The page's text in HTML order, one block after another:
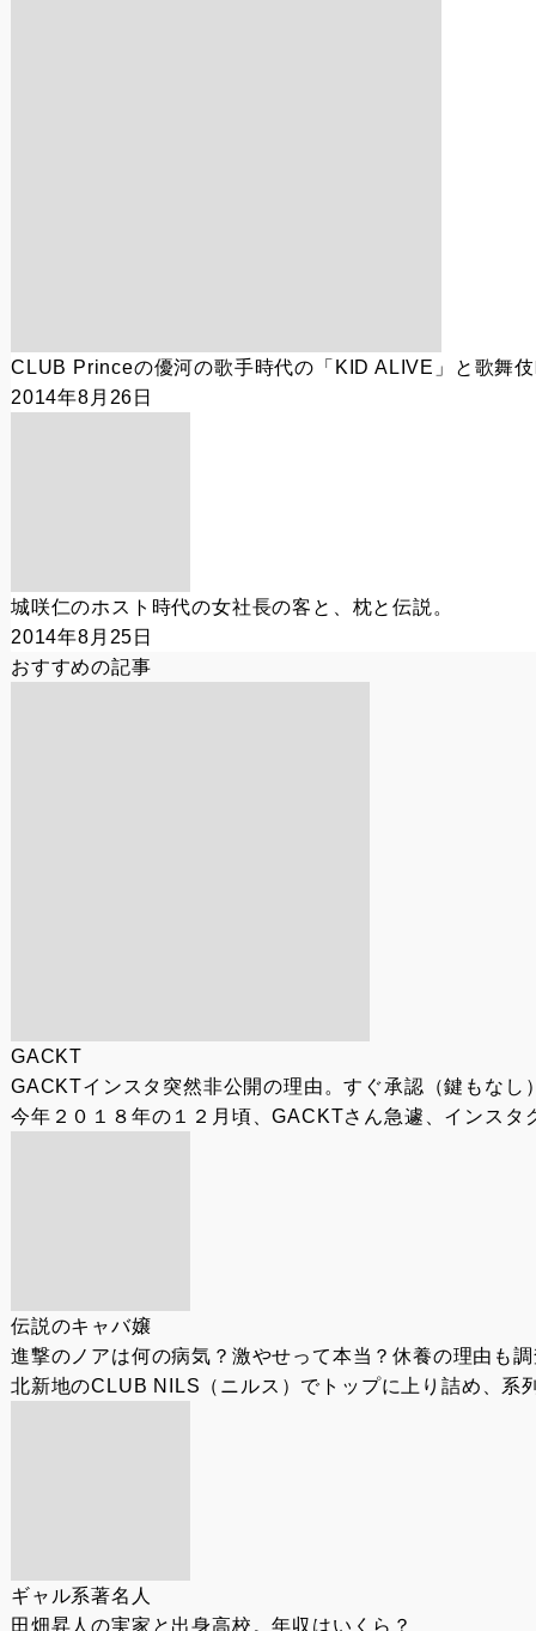
CLUB Princeの優河の歌手時代の「KID ALIVE」と歌舞
2014年8月26日
城咲仁のホスト時代の女社長の客と、枕と伝説。
2014年8月25日
おすすめの記事
GACKT
GACKTインスタ突然非公開の理由。すぐ承認（鍵もなし
今年２０１８年の１２月頃、GACKTさん急遽、インス
伝説のキャバ嬢
進撃のノアは何の病気？激やせって本当？休養の理由も
北新地のCLUB NILS（ニルス）でトップに上り詰め、
ギャル系著名人
田畑昇人の実家と出身高校。年収はいくら？